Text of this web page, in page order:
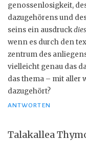
genossenlosigkeit,
dazugehörens und
seins ein ausdruck
wenn es durch den
zentrum des
vielleicht genau das
das thema – mit aller
dazugehört?
ANTWORTEN
Talakallea